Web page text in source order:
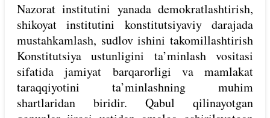
Nazorat institutini yanada demokratlashtirish,
shikoyat institutini konstitutsiyaviy darajada
mustahkamlash, sudlov ishini takomillashtirish
Konstitutsiya ustunligini ta’minlash vositasi
sifatida jamiyat barqarorligi va mamlakat
taraqqiyotini ta’minlashning muhim
shartlaridan biridir. Qabul qilinayotgan